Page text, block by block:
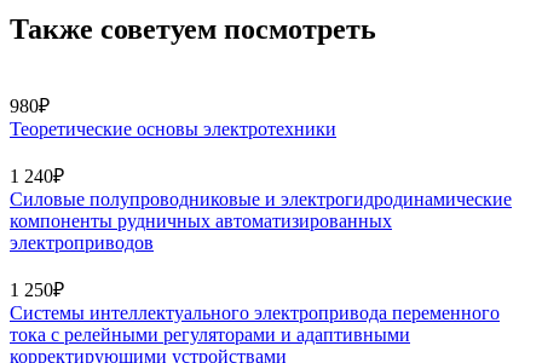
Также советуем посмотреть
980₽
Теоретические основы электротехники
1 240₽
Силовые полупроводниковые и электрогидродинамические
компоненты рудничных автоматизированных
электроприводов
1 250₽
Системы интеллектуального электропривода переменного
тока с релейными регуляторами и адаптивными
корректирующими устройствами